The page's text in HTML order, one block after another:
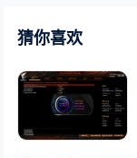
猜你喜欢